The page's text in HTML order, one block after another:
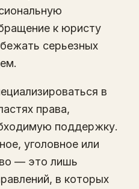
к юристу
серьезных
в
права,
поддержку.
уголовное или
— это лишь
в которых